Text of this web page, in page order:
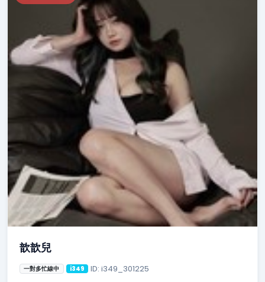
歆歆兒
一對多忙線中 i349 ID: i349_301225